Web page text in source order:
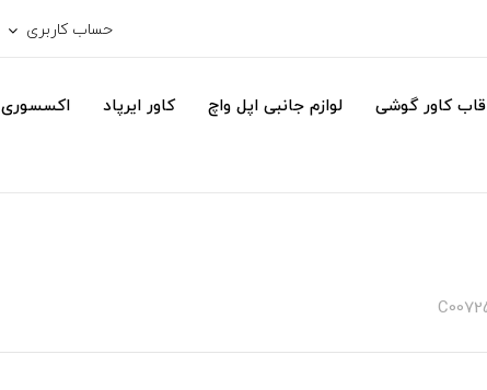
حساب کاربری
قاب کاور گوشی لوازم جانبی اپل واچ کاور ایرپاد اکسسوری